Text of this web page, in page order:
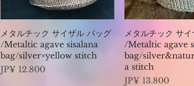
Visualização rápida
メタルチック サイザル バッグ
/Metaltic agave sisalana
bag/silver×yellow stitch
Preço
JP¥ 12.800
メタルチック サ
/Metaltic agave
bag/
a stitch
Preço
JP¥ 13.800